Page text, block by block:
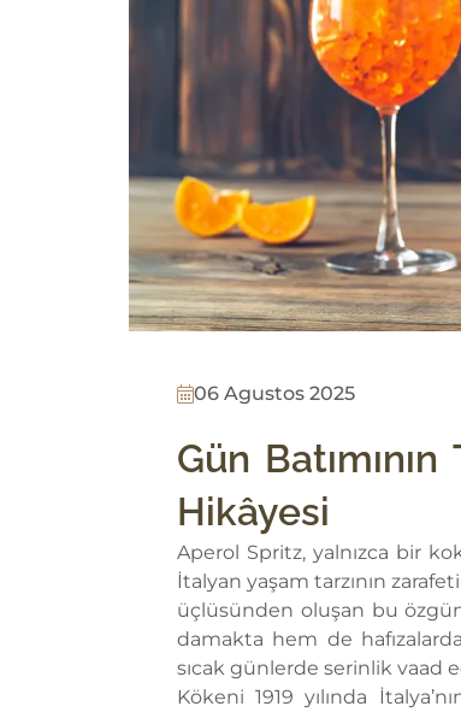
06 Agustos 2025
Gün
Hikâyesi
Aperol Spritz, yalnızca bir
İtalyan yaşam tarzının
üçlüsünden oluşan bu özgün
damakta hem de
sıcak günlerde serinlik vaad
Kökeni 1919 yılında